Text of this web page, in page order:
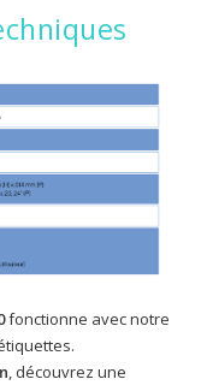
fonctionne avec notre
, découvrez une